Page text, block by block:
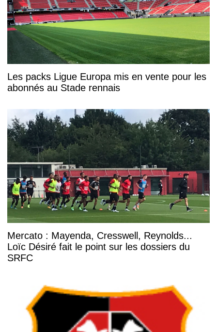
Les packs Ligue Europa mis en vente pour les
abonnés au Stade rennais
Mercato : Mayenda, Cresswell, Reynolds...
Loïc Désiré fait le point sur les dossiers du
SRFC